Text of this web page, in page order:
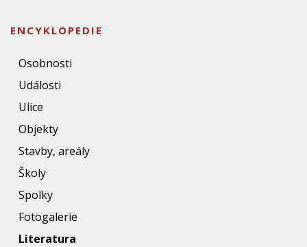
ENCYKLOPEDIE
Osobnosti
Události
Ulice
Objekty
Stavby, areály
Školy
Spolky
Fotogalerie
Literatura